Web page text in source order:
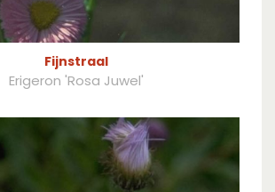
Fijnstraal
Erigeron 'Rosa Juwel'